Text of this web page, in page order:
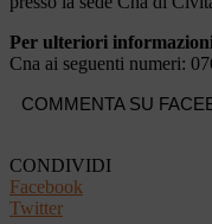
Per ulteriori
Cna ai seguenti numeri:
COMMENTA SU
CONDIVIDI
Facebook
Twitter